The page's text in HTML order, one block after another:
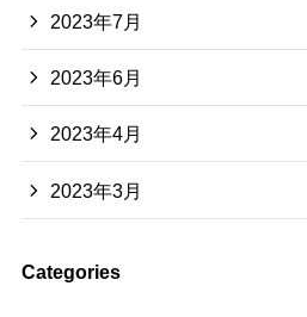
2023年7月
2023年6月
2023年4月
2023年3月
Categories